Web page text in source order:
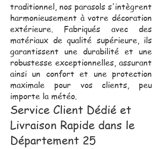
traditionnel, nos parasols s'intègrent
harmonieusement à votre décoration
extérieure. Fabriqués avec des
matériaux de qualité supérieure, ils
garantissent une durabilité et une
robustesse exceptionnelles, assurant
ainsi un confort et une protection
maximale pour vos clients, peu
importe la météo.
Service Client Dédié et
Livraison Rapide dans le
Département 25